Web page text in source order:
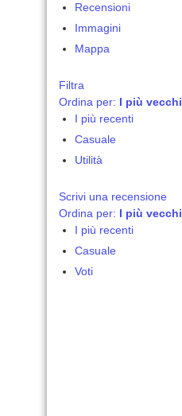
Recensioni
Immagini
Mappa
Filtra
Ordina per: I più vecchi
I più recenti
Casuale
Utilità
Scrivi una recensione
Ordina per: I più vecchi
I più recenti
Casuale
Voti